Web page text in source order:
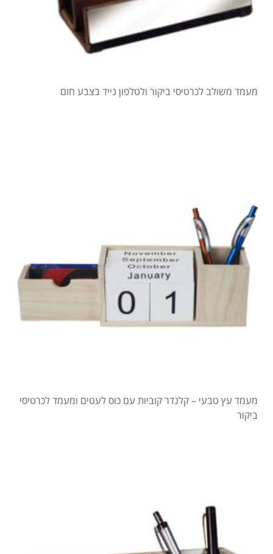
מעמד משולב לכרטיסי ביקור ולטלפון נייד בצבע חום
מעמד עץ טבעי – קלנדר קוביות עם כוס לעטים ומעמד לכרטיסי
ביקור